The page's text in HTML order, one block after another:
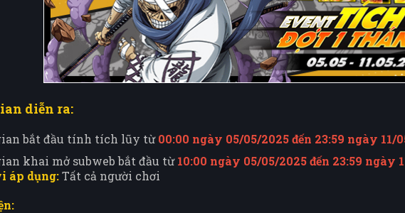
diễn ra:
bắt đầu tính tích lũy từ00:00 ngày 05/05/2025 đến 23:59 ngày 11/
khai mở subweb bắt đầu từ10:00 ngày 05/05/2025 đến 23:59 ngày
áp dụng:Tất cả người chơi